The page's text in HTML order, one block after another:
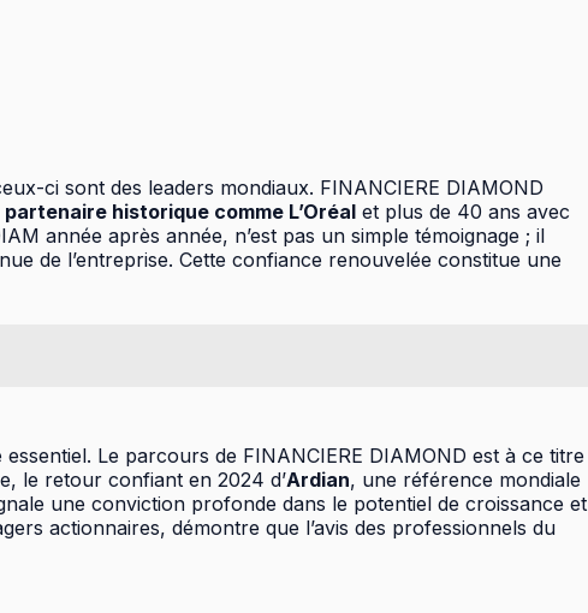
ci sont des leaders mondiaux. FINANCIERE DIAMOND
historique comme L’Oréal et plus de 40 ans avec
année après année, n’est pas un simple témoignage ; il
de l’entreprise. Cette confiance renouvelée constitue une
Le parcours de FINANCIERE DIAMOND est à ce titre
le retour confiant en 2024 d’Ardian, une référence mondiale
une conviction profonde dans le potentiel de croissance et
actionnaires, démontre que l’avis des professionnels du